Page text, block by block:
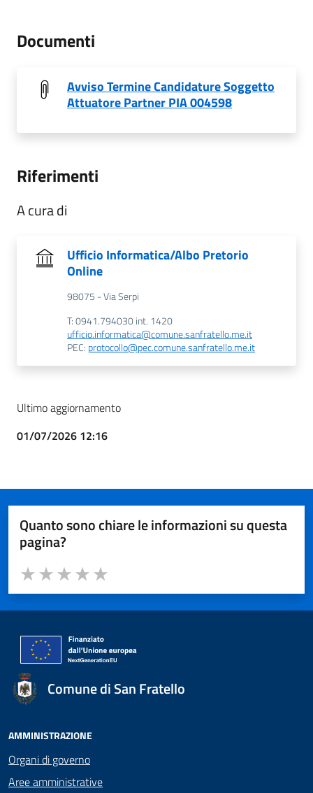
Documenti
Avviso Termine Candidature Soggetto
Attuatore Partner PIA 004598
Riferimenti
A cura di
Ufficio Informatica/Albo Pretorio
Online
98075 - Via Serpi
T: 0941.794030 int. 1420
ufficio.informatica@comune.sanfratello.me.it
PEC: protocollo@pec.comune.sanfratello.me.it
Ultimo aggiornamento
01/07/2026 12:16
Quanto sono chiare le informazioni su questa
pagina?
Valuta da 1 a 5 stelle la pagina
Valuta 5 stelle su 5
Valuta 4 stelle su 5
Valuta 3 stelle su 5
Valuta 2 stelle su 5
Valuta 1 stelle su 5
Comune di San Fratello
AMMINISTRAZIONE
Organi di governo
Aree amministrative